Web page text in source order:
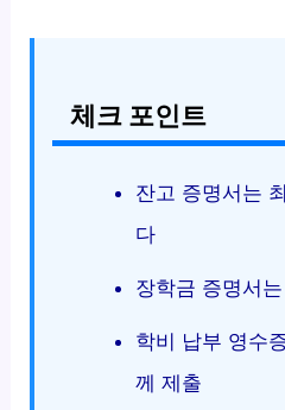
체크 포인트
잔고 증명서는
다
장학금 증명서
학비 납부 영수
께 제출